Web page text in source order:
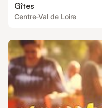
Gîtes
Centre-Val de Loire